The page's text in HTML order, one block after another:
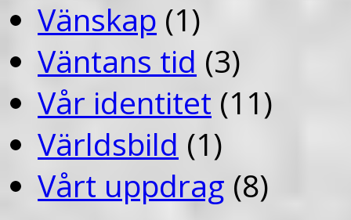
Vänskap (1)
Väntans tid (3)
Vår identitet (11)
Världsbild (1)
Vårt uppdrag (8)